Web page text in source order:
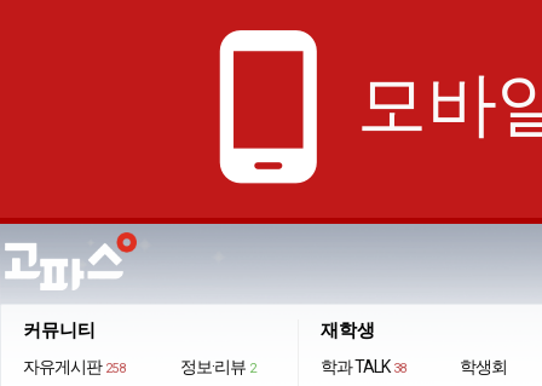
phone_android 모바
커뮤니티
자유게시판 258 정보·리뷰 2
재학생
학과 TALK 38
학생회